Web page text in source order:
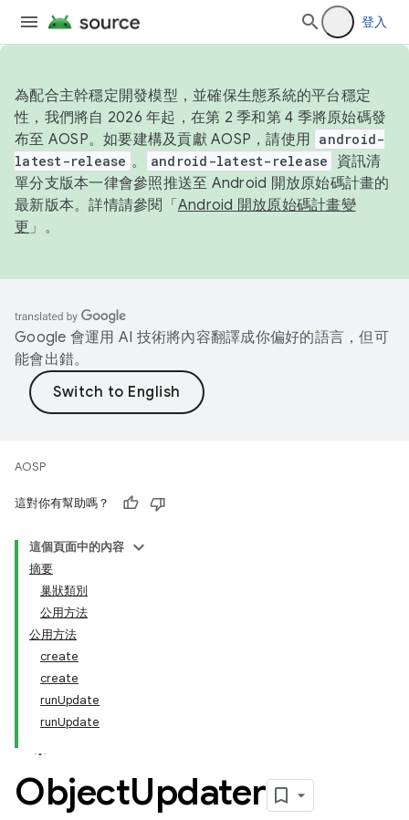
登入
為配合主幹穩定開發模型，並確保生態系統的平台穩定
性，我們將自 2026 年起，在第 2 季和第 4 季將原始碼發
布至 AOSP。如要建構及貢獻 AOSP，請使用 android-
latest-release 。 android-latest-release
資訊清
單分支版本一律會參照推送至 Android 開放原始碼計畫的
最新版本。詳情請參閱「 Android 開放原始碼計畫變
更 」。
Google 會運用 AI 技術將內容翻譯成你偏好的語言，但可
能會出錯。
AOSP
這對你有幫助嗎？
這個頁面中的內容
摘要
巢狀類別
公用方法
公用方法
create
create
runUpdate
runUpdate
ObjectUpdater